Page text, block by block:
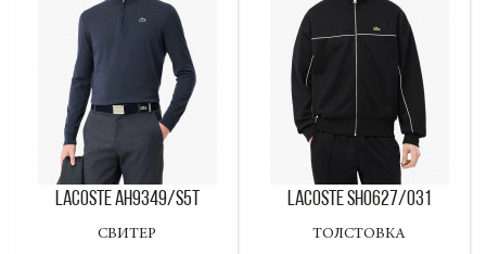
LACOSTE AH9349/S5T
СВИТЕР
LACOSTE SH0627/031
ТОЛСТОВКА